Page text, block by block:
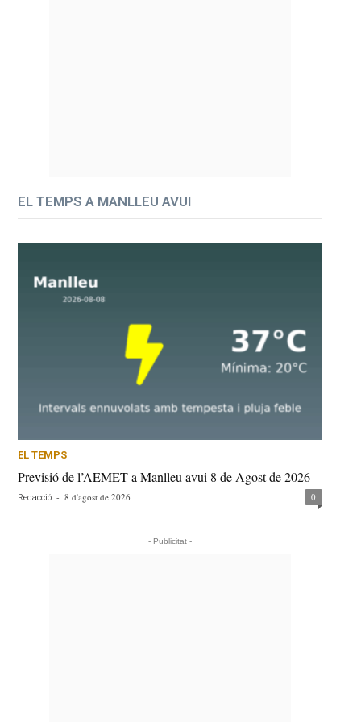
EL TEMPS A MANLLEU AVUI
EL TEMPS
Previsió de l’AEMET a Manlleu avui 8 de Agost de 2026
Redacció - 8 d'agost de 2026 0
- Publicitat -